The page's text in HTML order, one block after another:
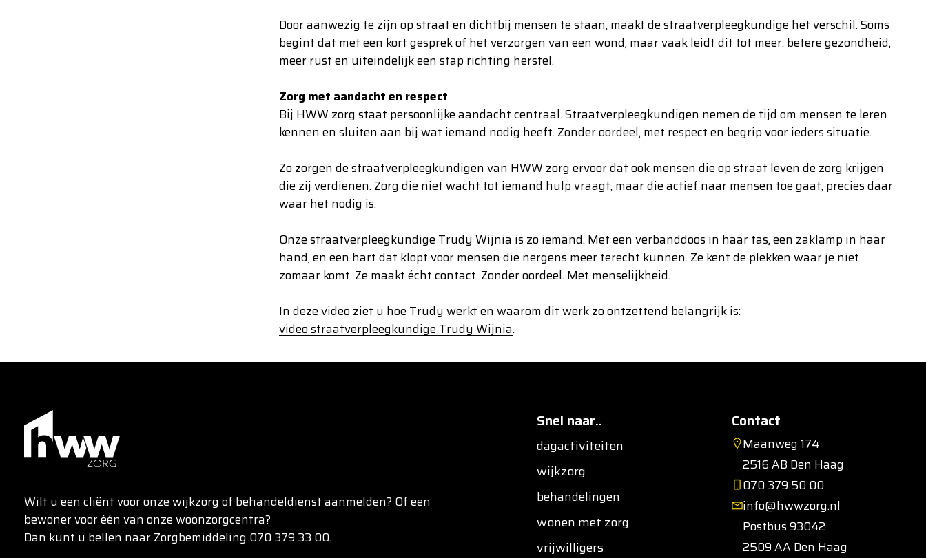
Door aanwezig te zijn op straat en dichtbij mensen te staan, maakt de straatverpleegkundige het verschil. Soms
begint dat met een kort gesprek of het verzorgen van een wond, maar vaak leidt dit tot meer: betere gezondheid,
meer rust en uiteindelijk een stap richting herstel.
Zorg met aandacht en respect
Bij HWW zorg staat persoonlijke aandacht centraal. Straatverpleegkundigen nemen de tijd om mensen te leren
kennen en sluiten aan bij wat iemand nodig heeft. Zonder oordeel, met respect en begrip voor ieders situatie.
Zo zorgen de straatverpleegkundigen van HWW zorg ervoor dat ook mensen die op straat leven de zorg krijgen
die zij verdienen. Zorg die niet wacht tot iemand hulp vraagt, maar die actief naar mensen toe gaat, precies daar
waar het nodig is.
Onze straatverpleegkundige Trudy Wijnia is zo iemand. Met een verbanddoos in haar tas, een zaklamp in haar
hand, en een hart dat klopt voor mensen die nergens meer terecht kunnen. Ze kent de plekken waar je niet
zomaar komt. Ze maakt écht contact. Zonder oordeel. Met menselijkheid.
In deze video ziet u hoe Trudy werkt en waarom dit werk zo ontzettend belangrijk is:
video straatverpleegkundige Trudy Wijnia.
Wilt u een cliënt voor onze wijkzorg of behandeldienst aanmelden? Of een
bewoner voor één van onze woonzorgcentra?
Dan kunt u bellen naar Zorgbemiddeling 070 379 33 00.
Snel naar..
dagactiviteiten
wijkzorg
behandelingen
wonen met zorg
vrijwilligers
Contact
Maanweg 174
2516 AB Den Haag
070 379 50 00
info@hwwzorg.nl
Postbus 93042
2509 AA Den Haag